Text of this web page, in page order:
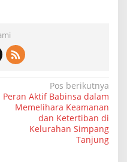
Pos berikutnya
Peran Aktif Babinsa dalam
Memelihara Keamanan
dan Ketertiban di
Kelurahan Simpang
Tanjung